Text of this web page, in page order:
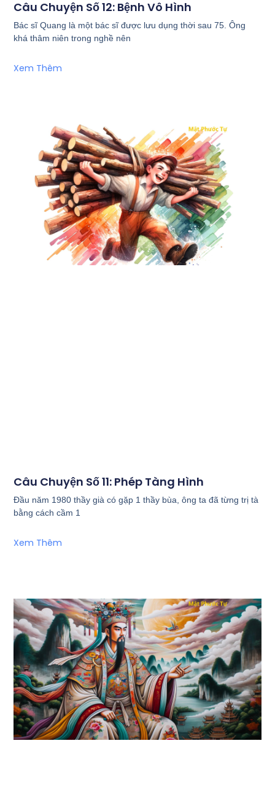
Câu Chuyện Số 12: Bệnh Vô Hình
Bác sĩ Quang là một bác sĩ được lưu dụng thời sau 75. Ông
khá thâm niên trong nghề nên
Xem Thêm
Câu Chuyện Số 11: Phép Tàng Hình
Đầu năm 1980 thầy già có gặp 1 thầy bùa, ông ta đã từng trị tà
bằng cách cầm 1
Xem Thêm